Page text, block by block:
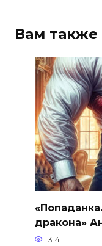
Вам также
дракона»
314